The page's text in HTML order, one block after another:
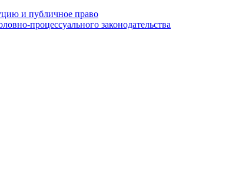
и публичное право
процессуального законодательства